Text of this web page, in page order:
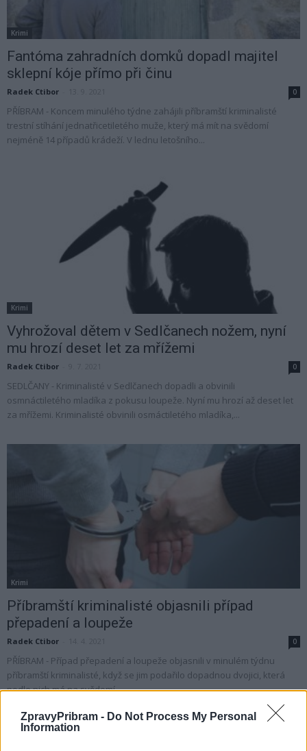
ZpravyPribram - Do Not Process My Personal
Information
Krimi
Fantóma zahradních domků dopadl majitel
sklepní kóje přímo při činu
Radek Ctibor 0
PŘÍBRAM - Koncem minulého týdne zahájili příbramští kriminalisté
trestní stíhání jednatřicetiletého muže, který má mít na svědomí
nejméně 14 případů krádeží. V lednu letošního...
Krimi
Vyhrožoval dětem v Sedlčanech nožem, nyní
mu hrozí deset let za mřížemi
Radek Ctibor 0
SEDLČANY - Kriminalisté v Sedlčanech dopadli a obvinili
osmnáctiletého mladíka z pokusu loupeže. Nyní mu hrozí až deset let
za mřížemi. Kriminalisté obvinili osmáctiletého mladíka,...
Krimi
Příbramští kriminalisté objasnili případ
přepadení a loupeže
Radek Ctibor 0
PŘÍBRAM - Případ přepadení a loupeže objasnili v minulém týdnu
příbramští kriminalisté, když se jim podařilo dopadnou dvojici, která
podle nich má na svědomí...